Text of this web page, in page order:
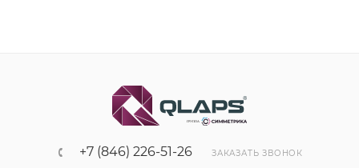
+7 (846) 226-51-26 ЗАКАЗАТЬ ЗВОНОК